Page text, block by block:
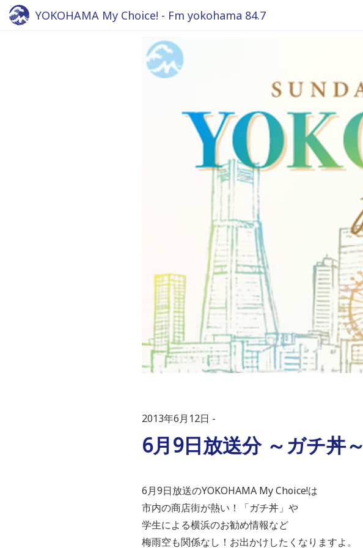
YOKOHAMA My Choice! - Fm yokohama 84.7
2013年6月12日
6月9日放送分 ～ガチ丼～
6月9日放送のYOKOHAMA My Choice!は
市内の商店街が熱い！「ガチ丼」や
学生による横浜のお勧め情報など
梅雨空も関係なし！お出かけしたくなりますよ。